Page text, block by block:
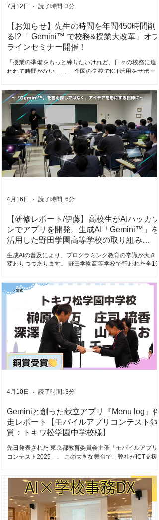
画へと変換する最先端のクリエイティブ体験 「こんなに
会場のあちこちから歓声が上がり、心理的
【お知らせ】先生の時間を年間450時間削
る!?「 Gemini™︎ で校務&授業大改革」オフ
ラインセミナー開催！
「授業の準備をもっと練りたいけれど、日々の校務に追
われて時間がない……」 全国の学校でICT活用をサポート
方からこうした切実な声が届きます。 実は、すでに手元
にある Gemini を正しく使いこなすだけで、教員1人あた
り年間で約450時間（業務時間の約28%）もの時間を削減
できるという試算があります。 先生方のリアルな課題を
今すぐ解決するため、今年も大好評のオフラインセミナ
ーを全国3か所で開催します！ 2つのアプローチで、先生
の「余白」を最大化する 本セミナーでは、AI活用率を上
げるだけでなく、業務そのものを減らす「使う×削る」の
両輪設計をご提案します。 ① Fast AI（校務効率化：事
務・管理業務を圧倒的に減らす） まずは「手元の負担を
今すぐ減らす」体験から。 Geminiなどのツールを使い、
させます。 ② Slow AI（授業活用：生徒の探究と思考を深
の学びへ再投資。 AIを「答えを出す機械
7月12日 読了時間: 3分
【研修レポート/伊藤】高校生がAIハッカソ
ンでアプリを開発。生成AI「Gemini™︎」を
活用した野田学園高等学校の取り組み
（2026.02.19実施）
生成AIの普及により、プログラミング教育の常識が大きく
変わりつつあります。 野田学園高等学校で行われた全15
が生成AI「Gemini」を活用し、実質「たった2コマ」とい
う極めて短期間で社会課題や身近な悩みを解決するオリ
ジナルアプリを構築しました。 本記事では、短期集中型
のハッカソンによって引き出された 高校生の柔軟な課題
設定能力 と、 高い完成度を誇る3つのアプリ開発事例 を
レポートします。 常識を覆す「AIハッカソン形式」での
開発スピード 野田学園高等学校で開催されたアプリ制作
の発表会では、生徒たちの驚異的なスピード感と実装力
が示されました。 この取り組みは全15回にわたる授業カ
リキュラムの一環、その「総仕上げ」として位置づけら
れたものです。しかし、実際に自分たちのオリジナルア
時間は、発表会を含めても わずか「3回」の授業 でし
れたこの授業において、アイデア出しから開発までの実
質的な制作に
4月16日 読了時間: 6分
Geminiと創った献立アプリ『Menu log』伴
走レポート【モバイルアプリコンテスト銅
賞：トキワ松学園中学校様】
先日発表された 東京都教育委員会主催「モバイルアプリ
コンテスト2025」。 この大きな舞台で、弊社がICT支援
さんの作品『Menu log（メニューログ）』が、見事「銅
賞」に輝きました！ ▼授賞式の様子がYouTubeで公開さ
れています。緊張感と喜びに包まれた会場の雰囲気を、
ぜひご覧ください！ 週にたった1コマ という限られた
「探究」の時間。こういった条件はおそらく多くの学校
4月10日 読了時間: 3分